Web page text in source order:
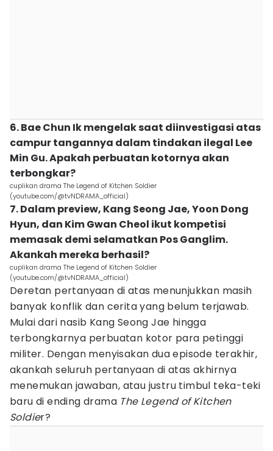
6. Bae Chun Ik mengelak saat diinvestigasi atas
campur tangannya dalam tindakan ilegal Lee
Min Gu. Apakah perbuatan kotornya akan
terbongkar?
cuplikan drama The Legend of Kitchen Soldier
(youtube.com/@tvNDRAMA_official)
7. Dalam preview, Kang Seong Jae, Yoon Dong
Hyun, dan Kim Gwan Cheol ikut kompetisi
memasak demi selamatkan Pos Ganglim.
Akankah mereka berhasil?
cuplikan drama The Legend of Kitchen Soldier
(youtube.com/@tvNDRAMA_official)
Deretan pertanyaan di atas menunjukkan masih
banyak konflik dan cerita yang belum terjawab.
Mulai dari nasib Kang Seong Jae hingga
terbongkarnya perbuatan kotor para petinggi
militer. Dengan menyisakan dua episode terakhir,
akankah seluruh pertanyaan di atas akhirnya
menemukan jawaban, atau justru timbul teka-teki
baru di ending drama The Legend of Kitchen
Soldier?